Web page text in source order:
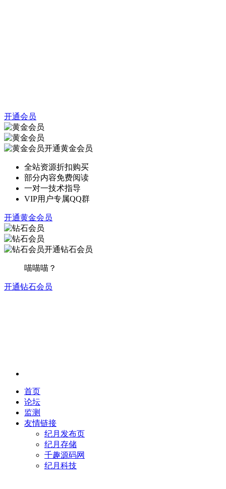
开通会员
开通黄金会员
全站资源折扣购买
部分内容免费阅读
一对一技术指导
VIP用户专属QQ群
开通黄金会员
开通钻石会员
喵喵喵？
开通钻石会员
首页
论坛
监测
友情链接
纪月发布页
纪月存储
千趣源码网
纪月科技